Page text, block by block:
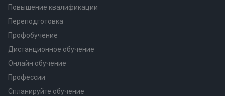
Повышение квалификации
Переподготовка
Профобучение
Дистанционное обучение
Онлайн обучение
Профессии
Спланируйте обучение